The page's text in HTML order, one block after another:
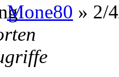
Mone80 » 2/